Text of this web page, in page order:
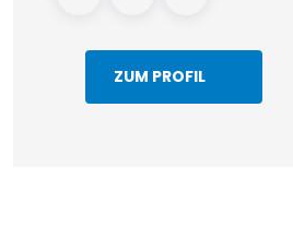
ZUM PROFIL